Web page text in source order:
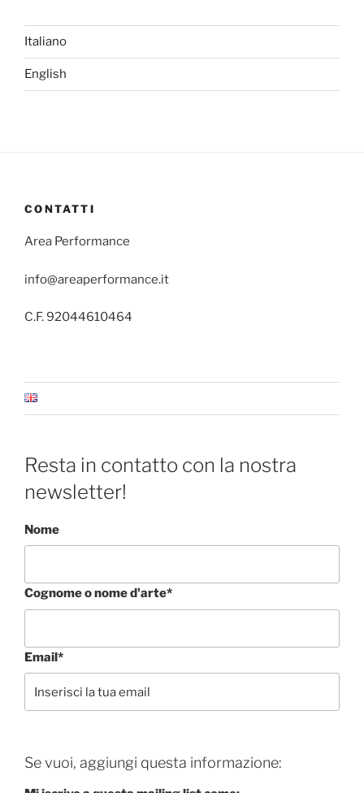
Italiano
English
CONTATTI
Area Performance
info@areaperformance.it
C.F. 92044610464
Resta in contatto con la nostra
newsletter!
Nome
Cognome o nome d'arte*
Email*
Se vuoi, aggiungi questa informazione: